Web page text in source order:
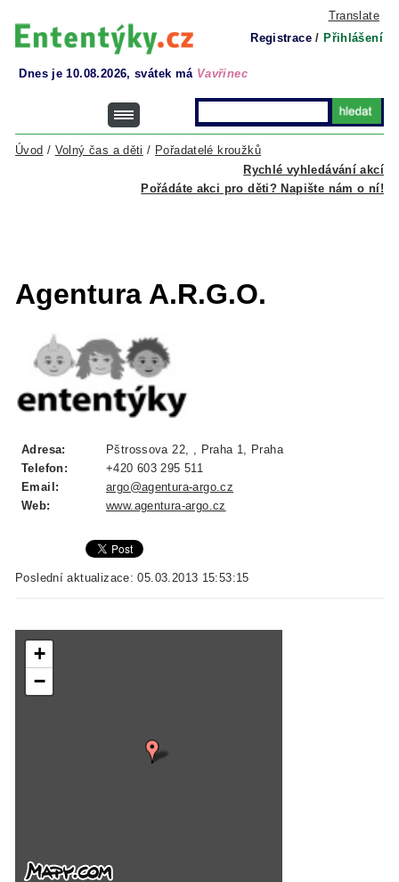
Translate
Registrace / Přihlášení
Dnes je 10.08.2026, svátek má Vavřinec
Rychlé vyhledávání akcí
Úvod / Volný čas a děti / Pořadatelé kroužků
Pořádáte akci pro děti? Napište nám o ní!
Agentura A.R.G.O.
Adresa:
Pštrossova 22, , Praha 1, Praha
Telefon:
+420 603 295 511
Email:
argo@agentura-argo.cz
Web:
www.agentura-argo.cz
Poslední aktualizace: 05.03.2013 15:53:15
+
−